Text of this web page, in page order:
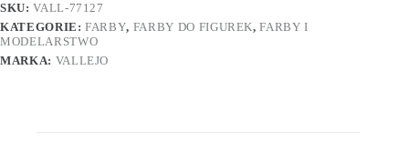
SKU:VALL-77127
KATEGORIE:FARBY, FARBY DO FIGUREK,FARBY I
MODELARSTWO
MARKA: VALLEJO